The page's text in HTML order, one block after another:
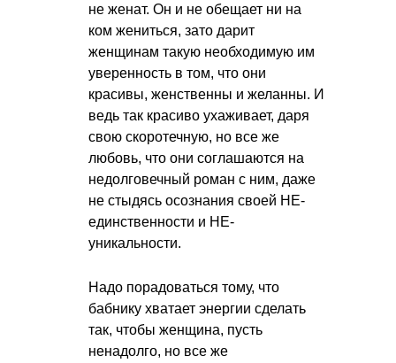
не женат. Он и не обещает ни на
ком жениться, зато дарит
женщинам такую необходимую им
уверенность в том, что они
красивы, женственны и желанны. И
ведь так красиво ухаживает, даря
свою скоротечную, но все же
любовь, что они соглашаются на
недолговечный роман с ним, даже
не стыдясь осознания своей НЕ-
единственности и НЕ-
уникальности.
Надо порадоваться тому, что
бабнику хватает энергии сделать
так, чтобы женщина, пусть
ненадолго, но все же